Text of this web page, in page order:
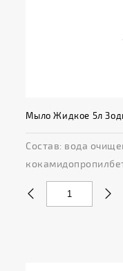
Мыло Жидкое 5л
Состав: вода